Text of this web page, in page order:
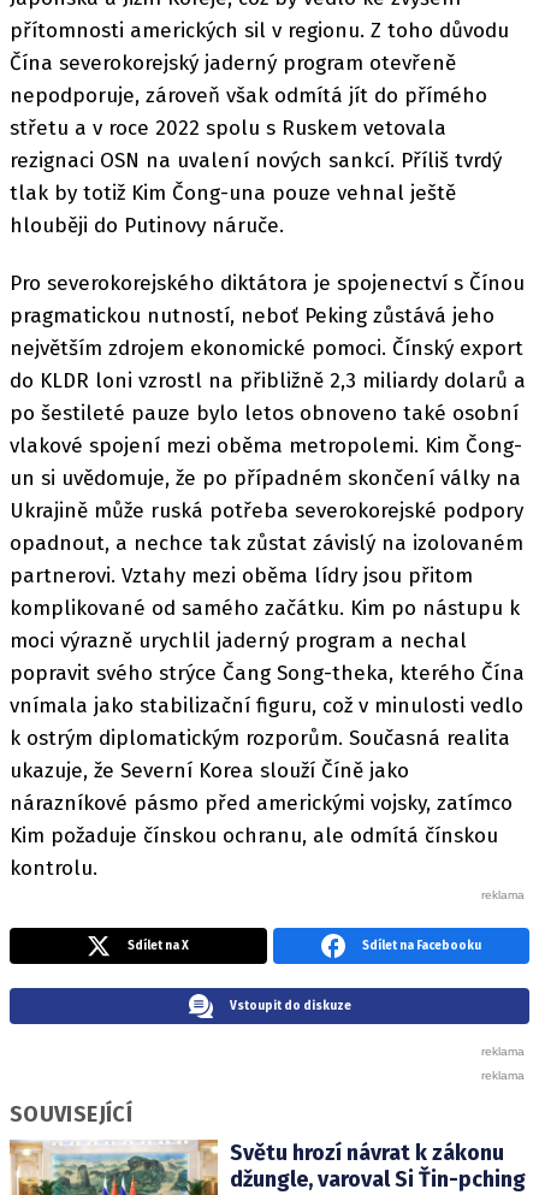
přítomnosti amerických sil v regionu. Z toho důvodu
Čína severokorejský jaderný program otevřeně
nepodporuje, zároveň však odmítá jít do přímého
střetu a v roce 2022 spolu s Ruskem vetovala
rezignaci OSN na uvalení nových sankcí. Příliš tvrdý
tlak by totiž Kim Čong-una pouze vehnal ještě
hlouběji do Putinovy náruče.
Pro severokorejského diktátora je spojenectví s Čínou
pragmatickou nutností, neboť Peking zůstává jeho
největším zdrojem ekonomické pomoci. Čínský export
do KLDR loni vzrostl na přibližně 2,3 miliardy dolarů a
po šestileté pauze bylo letos obnoveno také osobní
vlakové spojení mezi oběma metropolemi. Kim Čong-
un si uvědomuje, že po případném skončení války na
Ukrajině může ruská potřeba severokorejské podpory
opadnout, a nechce tak zůstat závislý na izolovaném
partnerovi. Vztahy mezi oběma lídry jsou přitom
komplikované od samého začátku. Kim po nástupu k
moci výrazně urychlil jaderný program a nechal
popravit svého strýce Čang Song-theka, kterého Čína
vnímala jako stabilizační figuru, což v minulosti vedlo
k ostrým diplomatickým rozporům. Současná realita
ukazuje, že Severní Korea slouží Číně jako
nárazníkové pásmo před americkými vojsky, zatímco
Kim požaduje čínskou ochranu, ale odmítá čínskou
kontrolu.
Sdílet na X Sdílet na Facebooku
Vstoupit do diskuze
SOUVISEJÍCÍ
Světu hrozí návrat k zákonu
džungle, varoval Si Ťin-pching